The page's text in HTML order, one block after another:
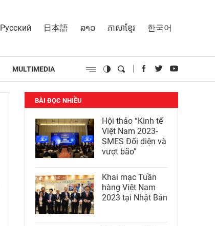
Русский 日本語 ລາວ ភាសាខ្មែរ 한국어
MULTIMEDIA
BÀI ĐỌC NHIỀU
Hội thảo “Kinh tế
Việt Nam 2023-
SMES Đối diện và
vượt bão”
Khai mạc Tuần
hàng Việt Nam
2023 tại Nhật Bản